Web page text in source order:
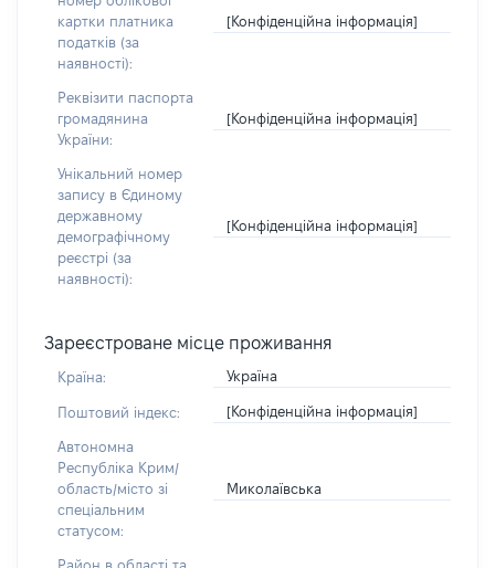
картки платника
податків (за
наявності):
[Конфіденційна інформація]
Реквізити паспорта
громадянина
України:
[Конфіденційна інформація]
Унікальний номер
запису в Єдиному
державному
демографічному
реєстрі (за
наявності):
[Конфіденційна інформація]
Зареєстроване місце проживання
Країна: Україна
Поштовий індекс: [Конфіденційна інформація]
Автономна
Республіка Крим/
область/місто зі
спеціальним
статусом:
Миколаївська
Район в області та